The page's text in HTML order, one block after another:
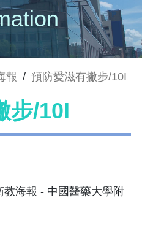
報 / 預防愛滋有撇步/10I
步/10I